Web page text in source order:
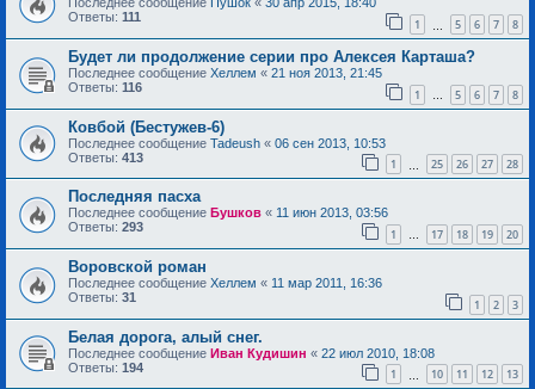
Последнее сообщение Пушок « 30 апр 2015, 18:40
Ответы: 111 1 5 6 7 8
Будет ли продолжение серии про Алексея Карташа?
Последнее сообщение Хеллем « 21 ноя 2013, 21:45
Ответы: 116 1 … 5 6 7 8
Ковбой (Бестужев-6)
Последнее сообщение Tadeush « 06 сен 2013, 10:53
Ответы: 413 1 25 26 27 28
Последняя пасха
Последнее сообщение Бушков « 11 июн 2013, 03:56
Ответы: 293 1 … 17 18 19 20
Воровской роман
Последнее сообщение Хеллем « 11 мар 2011, 16:36
Ответы: 31 1 2 3
Белая дорога, алый снег.
Последнее сообщение Иван Кудишин « 22 июл 2010, 18:08
Ответы: 194 1 10 11 12 13